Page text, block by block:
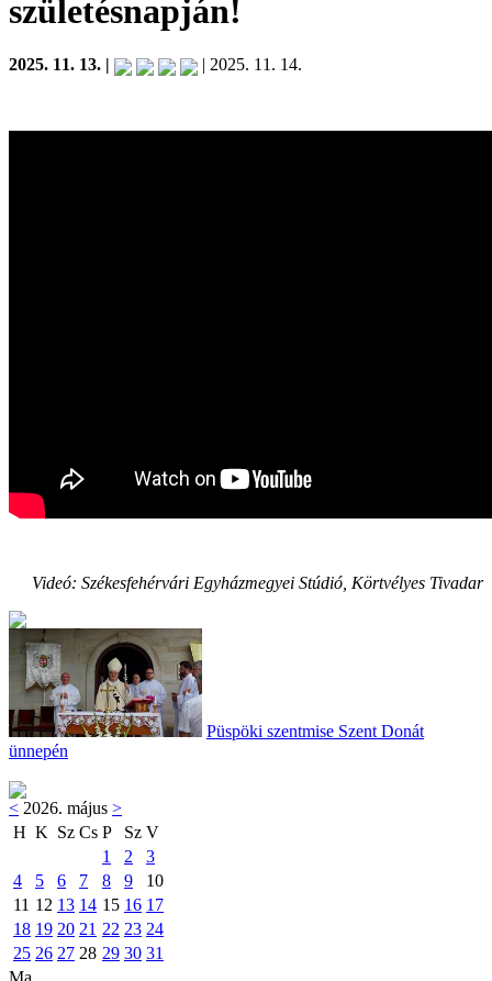
születésnapján!
2025. 11. 13. | | 2025. 11. 14.
Videó: Székesfehérvári Egyházmegyei Stúdió, Körtvélyes Tivadar
Püspöki szentmise Szent Donát
ünnepén
< 2026. május >
H K Sz Cs P Sz V
1
2
3
4
5 6 7 8 9
10
11 12 13 14 15 16 17
18 19 20 21 22 23 24
25 26 27 28 29 30 31
Ma